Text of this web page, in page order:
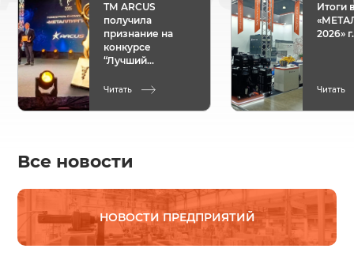
ТМ ARCUS
получила
признание на
конкурсе
“Лучший
Республике
Читать
Итоги
2026»
Читать
Все новости
НОВОСТИ ПРЕДПРИЯТИЙ